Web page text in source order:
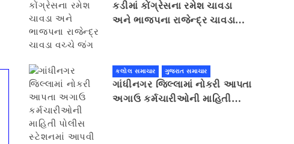
કડીમાં કોંગ્રેસના રમેશ ચાવડા
અને ભાજપના રાજેન્દ્ર ચાવડા
કલોલ સમાચાર ગુજરાત સમાચાર
ગાંધીનગર જિલ્લામાં નોકરી આપતા
અગાઉ કર્મચારીઓની માહિતી